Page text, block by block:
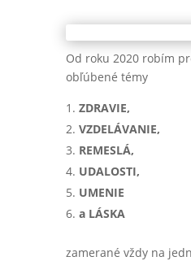
Od roku 2020 robím
obľúbené témy
ZDRAVIE,
VZDELÁVANIE,
REMESLÁ,
UDALOSTI,
UMENIE
a LÁSKA
zamerané vždy na